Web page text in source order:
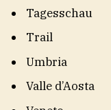
Tagesschau
Trail
Umbria
Valle d’Aosta